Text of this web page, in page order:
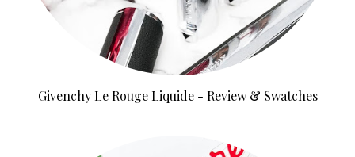
Givenchy Le Rouge Liquide - Review & Swatches